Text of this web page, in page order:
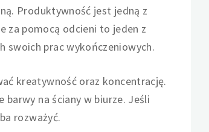
Produktywność jest jedną z
za pomocą odcieni to jeden z
swoich prac wykończeniowych.
kreatywność oraz koncentrację.
na ściany w biurze. Jeśli
rozważyć.